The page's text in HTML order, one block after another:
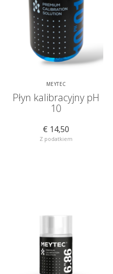
MEYTEC
Płyn kalibracyjny pH
10
€ 14,50
Z podatkiem